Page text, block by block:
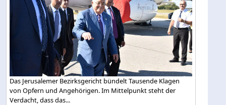
Das Jerusalemer Bezirksgericht bündelt Tausende Klagen
von Opfern und Angehörigen. Im Mittelpunkt steht der
Verdacht, dass das...